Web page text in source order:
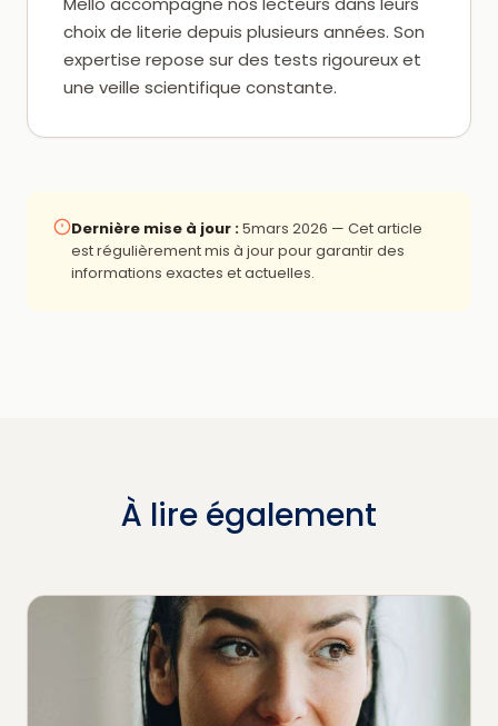
choix de literie depuis plusieurs années. Son
expertise repose sur des tests rigoureux et
une veille scientifique constante.
Dernière mise à jour :5mars 2026 — Cet article
est régulièrement mis à jour pour garantir des
informations exactes et actuelles.
À lire également